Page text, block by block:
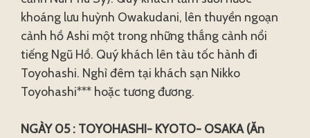
khoáng lưu huỳnh Owakudani, lên thuyền ngoạn
cảnh hồ Ashi một trong những thắng cảnh nổi
tiếng Ngũ Hồ. Quý khách lên tàu tốc hành đi
Toyohashi. Nghỉ đêm tại khách sạn Nikko
Toyohashi*** hoặc tương đương.
NGÀY 05 : TOYOHASHI- KYOTO- OSAKA (Ăn